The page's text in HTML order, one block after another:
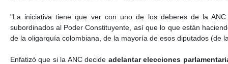
"La iniciativa tiene que ver con uno de los deberes de la
subordinados al Poder Constituyente, así que lo que están
de la oligarquía colombiana, de la mayoría de esos diputados (de
Enfatizó que si la ANC decide adelantar elecciones